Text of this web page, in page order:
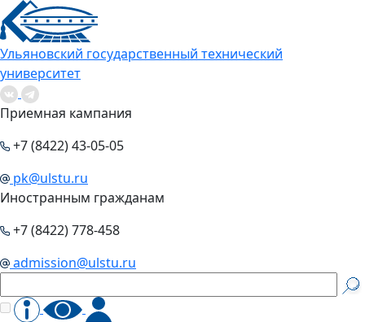
Ульяновский государственный технический
университет
Приемная кампания
+7 (8422) 43-05-05
pk@ulstu.ru
Иностранным гражданам
+7 (8422) 778-458
admission@ulstu.ru